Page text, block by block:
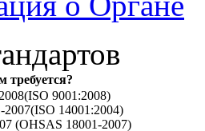
требуется?
9001:2008)
14001:2004)
(OHSAS 18001-2007)